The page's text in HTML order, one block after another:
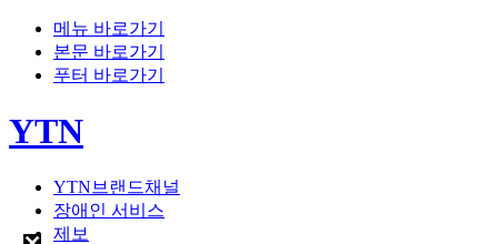
메뉴 바로가기
본문 바로가기
푸터 바로가기
YTN
YTN브랜드채널
장애인 서비스
제보